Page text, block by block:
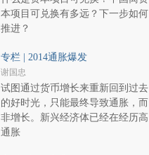
本项目可兑换有多远？下一步如何
推进？
专栏 | 2014通胀爆发
谢国忠
试图通过货币增长来重新回到过去
的好时光，只能最终导致通胀，而
非增长。新兴经济体已经在经历高
通胀